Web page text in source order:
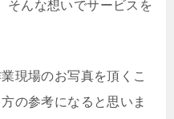
そんな想いでサービスを
現場のお写真を頂くこ
の参考になると思いま